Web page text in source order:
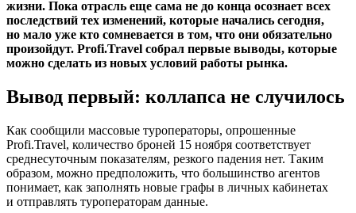
жизни. Пока отрасль еще сама не до конца осознает всех
последствий тех изменений, которые начались сегодня,
но мало уже кто сомневается в том, что они обязательно
произойдут. Profi.Travel собрал первые выводы, которые
можно сделать из новых условий работы рынка.
Вывод первый: коллапса не случилось
Как сообщили массовые туроператоры, опрошенные
Profi.Travel, количество броней 15 ноября соответствует
среднесуточным показателям, резкого падения нет. Таким
образом, можно предположить, что большинство агентов
понимает, как заполнять новые графы в личных кабинетах
и отправлять туроператорам данные.